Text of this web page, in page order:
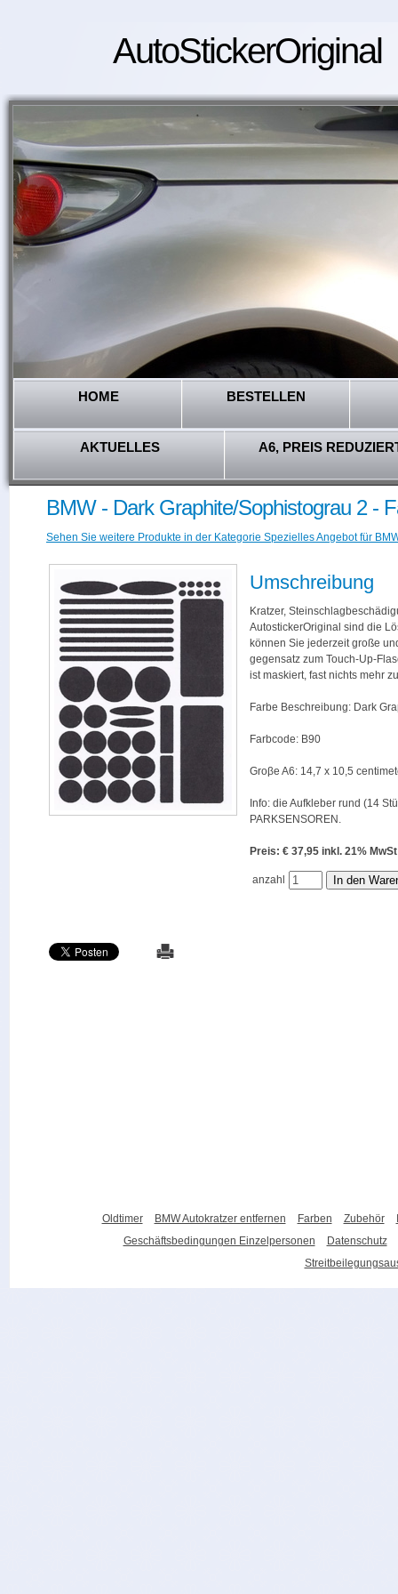
AutoStickerOriginal
HOME BESTELLEN
AKTUELLES A6, PREIS
BMW - Dark Graphite/Sophistograu 2 -
Sehen Sie weitere Produkte in der Kategorie Spezielles Angebot für
Umschreibung
Kratzer,
AutostickerOriginal sind die
können Sie jederzeit große
gegensatz zum Touch-Up-
ist maskiert, fast nichts mehr
Farbe Beschreibung: Dark
Farbcode: B90
Groβe A6: 14,7 x 10,5
Info: die Aufkleber rund (14
PARKSENSOREN.
Preis: € 37,95 inkl. 21%
anzahl
Oldtimer BMW Autokratzer entfernen Farben Zubehör
Geschäftsbedingungen Einzelpersonen
Datenschutz